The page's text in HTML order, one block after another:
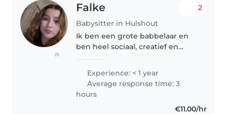
(1)
Falke
Babysitter in Hulshout
2
Ik ben een grote babbelaar en
ben heel sociaal, creatief en
taken dus dat is zeker ook geen
enkel probleem moest dit
gevraagt worden. Ik heb ook..
Experience: < 1 year
Average response time: 3
hours
€11.00/hr